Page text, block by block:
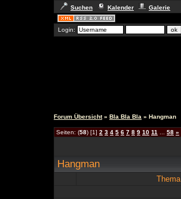
Suchen Kalender Galerie
Login:
Forum Übersicht » Bla Bla Bla » Hangman
Seiten: (58) [1] 2 3 4 5 6 7 8 9 10 11 58 »
Hangman
Thema